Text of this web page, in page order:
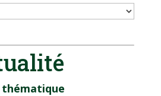
thématique